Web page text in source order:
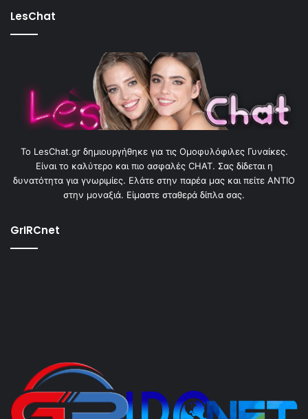
LesChat
To LesChat.gr δημιουργήθηκε για τις Ομοφυλόφιλες Γυναίκες.
Είναι το καλύτερο και πιο ασφαλές CHAT. Σας δίδεται η
δυνατότητα για γνωριμίες. Ελάτε στην παρέα μας και πείτε ΑΝΤΙΟ
στην μοναξιά. Είμαστε σταθερά δίπλα σας.
GrIRCnet